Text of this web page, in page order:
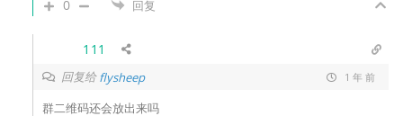
0 回复
111
回复给flysheep 1 年 前
群二维码还会放出来吗